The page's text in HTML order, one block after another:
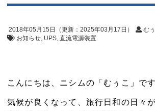
2018年05月15日 （更新： 2025年03月17日 ） む
お知らせ UPS 直流電源装置
こんにちは、ニシムの「むぅこ」です
気候が良くなって、旅行日和の日々